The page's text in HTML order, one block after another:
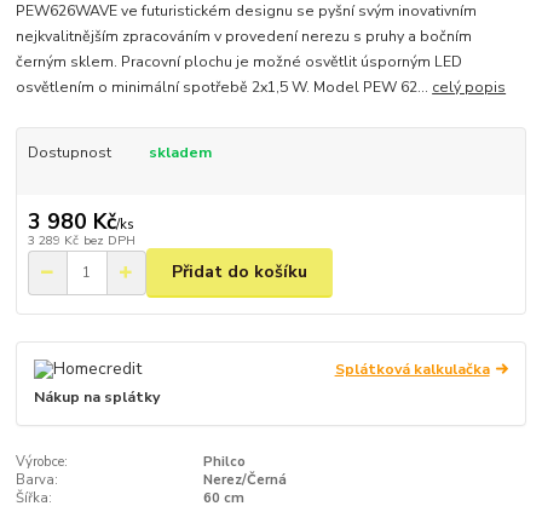
PEW626WAVE ve futuristickém designu se pyšní svým inovativním
nejkvalitnějším zpracováním v provedení nerezu s pruhy a bočním
černým sklem. Pracovní plochu je možné osvětlit úsporným LED
osvětlením o minimální spotřebě 2x1,5 W. Model PEW 62... celý popis
Dostupnost skladem
3 980 Kč/ks
3 289 Kč bez DPH
Přidat do košíku
Splátková kalkulačka
Nákup na splátky
Výrobce:
Philco
Barva:
Nerez/Černá
Šířka:
60 cm